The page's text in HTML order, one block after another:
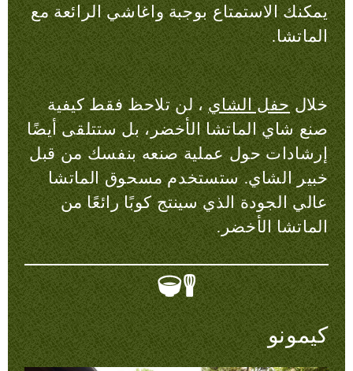
يمكنك الاستمتاع بوجبة واغاشي الرائعة مع
الماتشا.
خلال حفل الشاي ، لن تلاحظ فقط كيفية
صنع شاي الماتشا الأخضر، بل ستتلقى أيضًا
إرشادات حول عملية صنعه بنفسك من قبل
خبير الشاي. ستستخدم مسحوق الماتشا
عالي الجودة الذي سينتج كوبًا رائعًا من
الماتشا الأخضر.
كيمونو